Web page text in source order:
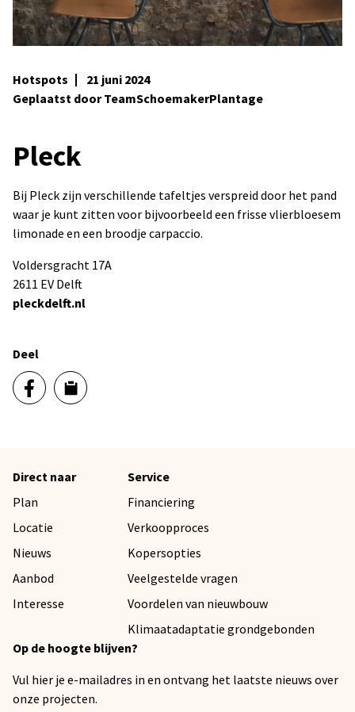
Hotspots
21 juni 2024
Geplaatst door TeamSchoemakerPlantage
Pleck
Bij Pleck zijn verschillende tafeltjes verspreid door het pand
waar je kunt zitten voor bijvoorbeeld een frisse vlierbloesem
limonade en een broodje carpaccio.
Voldersgracht 17A
2611 EV Delft
pleckdelft.nl
Deel
Direct naar
Plan
Locatie
Nieuws
Aanbod
Interesse
Service
Financiering
Verkoopproces
Kopersopties
Veelgestelde vragen
Voordelen van nieuwbouw
Klimaatadaptatie grondgebonden
Op de hoogte blijven?
Vul hier je e-mailadres in en ontvang het laatste nieuws over
onze projecten.